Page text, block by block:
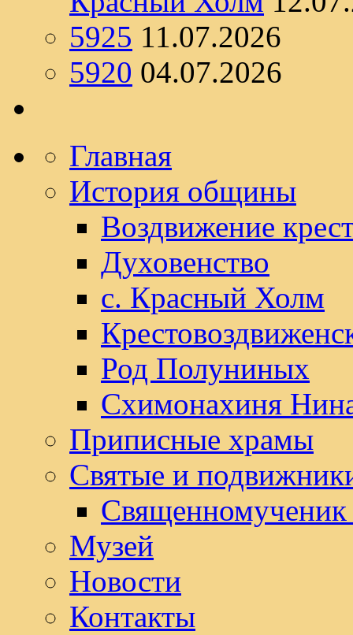
5925 11.07.2026
5920 04.07.2026
Главная
История общины
Воздвижение
Духовенство
с. Красный Холм
Род Полуниных
Схимонахиня
Приписные храмы
Святые и
Музей
Новости
Контакты